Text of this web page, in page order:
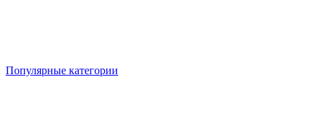
Популярные категории